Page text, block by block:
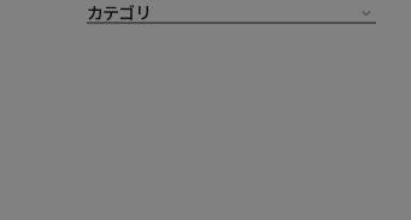
カテゴリ